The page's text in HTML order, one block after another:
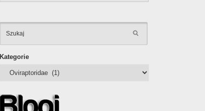
Kategorie